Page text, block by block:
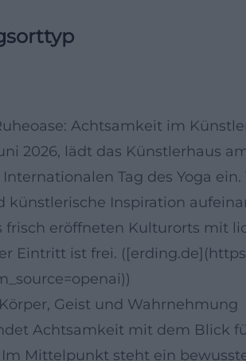
Achtsamkeit im
2026, lädt das Künstlerhaus
Tag des Yoga ein.
künstlerische Inspiration
frisch eröffneten Kulturorts mit
Eintritt ist frei.
Geist und Wahrnehmung
Achtsamkeit mit dem Blick
Mittelpunkt steht ein